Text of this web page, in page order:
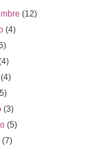
(12)
(4)
(4)
(3)
(5)
(7)